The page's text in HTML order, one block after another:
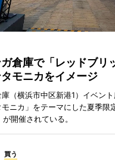
倉庫で「レッドブリ
モニカをイメージ
（横浜市中区新港1）イベン
ニカ」をテーマにした夏季限
開催されている。
買う